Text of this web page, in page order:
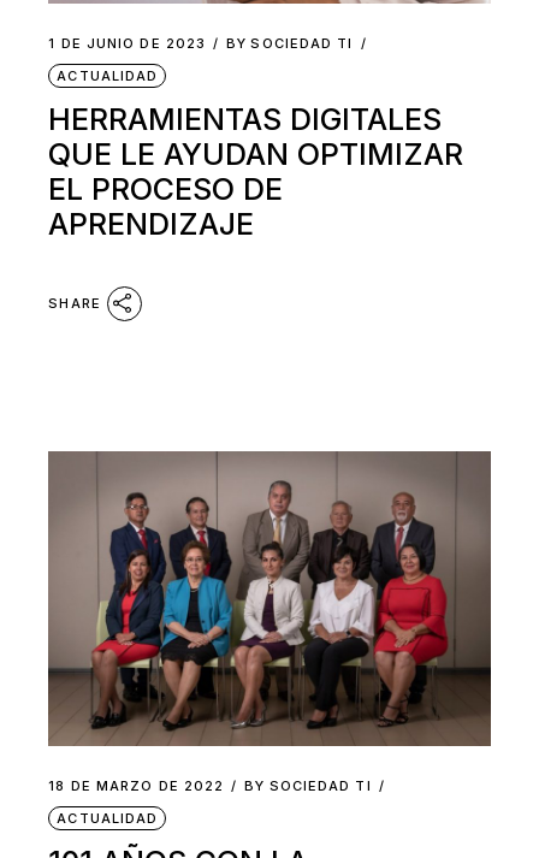
1 DE JUNIO DE 2023 BY SOCIEDAD TI
ACTUALIDAD
HERRAMIENTAS DIGITALES
QUE LE AYUDAN OPTIMIZAR
EL PROCESO DE
APRENDIZAJE
SHARE
18 DE MARZO DE 2022 BY SOCIEDAD TI
ACTUALIDAD